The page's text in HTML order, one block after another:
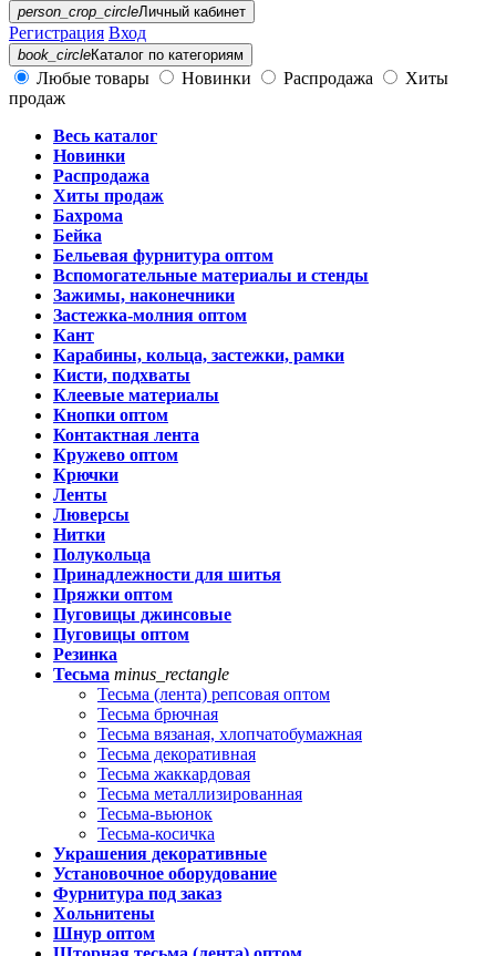
person_crop_circleЛичный кабинет
Регистрация Вход
book_circleКаталог по категориям
Любые товары Новинки Распродажа
Хиты
продаж
Весь каталог
Новинки
Распродажа
Хиты продаж
Бахрома
Бейка
Бельевая фурнитура оптом
Вспомогательные материалы и стенды
Зажимы, наконечники
Застежка-молния оптом
Кант
Карабины, кольца, застежки, рамки
Кисти, подхваты
Клеевые материалы
Кнопки оптом
Контактная лента
Кружево оптом
Крючки
Ленты
Люверсы
Нитки
Полукольца
Принадлежности для шитья
Пряжки оптом
Пуговицы джинсовые
Пуговицы оптом
Резинка
Тесьма minus_rectangle
Тесьма (лента) репсовая оптом
Тесьма брючная
Тесьма вязаная, хлопчатобумажная
Тесьма декоративная
Тесьма жаккардовая
Тесьма металлизированная
Тесьма-вьюнок
Тесьма-косичка
Украшения декоративные
Установочное оборудование
Фурнитура под заказ
Хольнитены
Шнур оптом